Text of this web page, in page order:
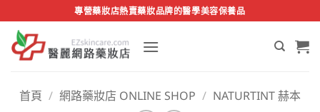
to
content
專營藥妝店熱賣藥妝品牌的醫學美容保養品
首頁 / 網路藥妝店 ONLINE SHOP / NATURTINT 赫本